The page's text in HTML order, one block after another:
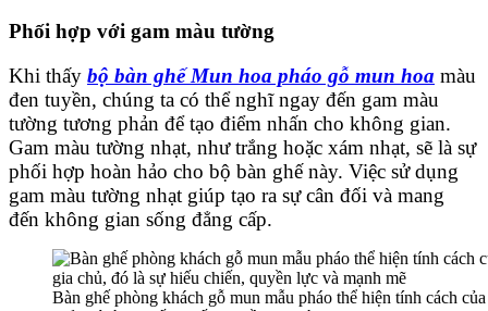
Phối hợp với gam màu tường
Khi thấy bộ bàn ghế Mun hoa pháo gỗ mun hoa màu
đen tuyền, chúng ta có thể nghĩ ngay đến gam màu
tường tương phản để tạo điểm nhấn cho không gian.
Gam màu tường nhạt, như trắng hoặc xám nhạt, sẽ là sự
phối hợp hoàn hảo cho bộ bàn ghế này. Việc sử dụng
gam màu tường nhạt giúp tạo ra sự cân đối và mang
đến không gian sống đẳng cấp.
Bàn ghế phòng khách gỗ mun mẫu pháo thể hiện tính cách